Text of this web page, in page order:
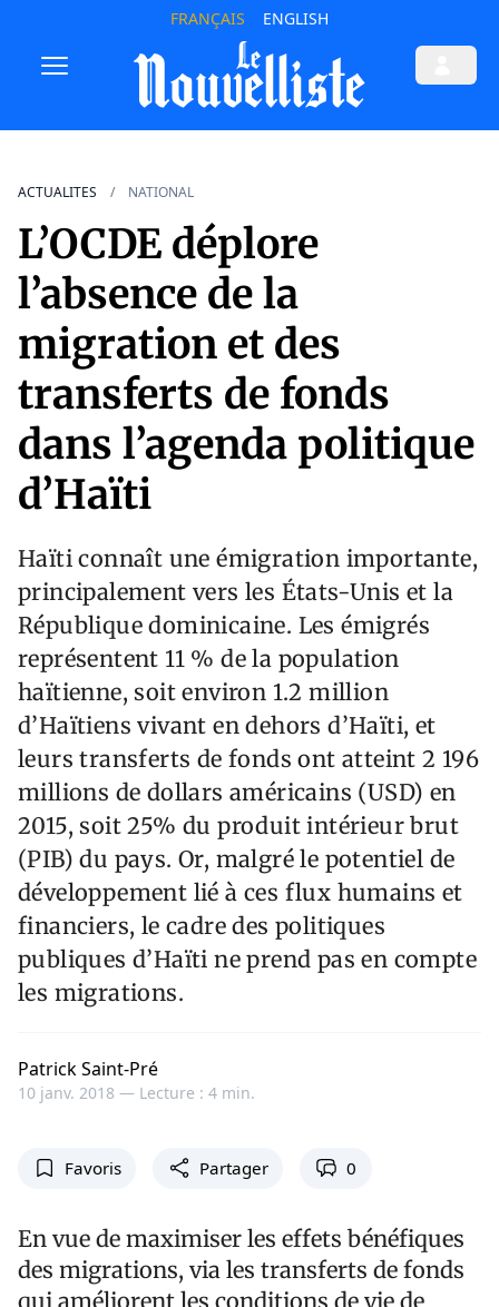
FRANÇAIS ENGLISH
ACTUALITES NATIONAL
L’OCDE déplore
l’absence de la
migration et des
transferts de fonds
dans l’agenda politique
d’Haïti
Haïti connaît une émigration importante,
principalement vers les États-Unis et la
République dominicaine. Les émigrés
représentent 11 % de la population
haïtienne, soit environ 1.2 million
d’Haïtiens vivant en dehors d’Haïti, et
leurs transferts de fonds ont atteint 2 196
millions de dollars américains (USD) en
2015, soit 25% du produit intérieur brut
(PIB) du pays. Or, malgré le potentiel de
développement lié à ces flux humains et
financiers, le cadre des politiques
publiques d’Haïti ne prend pas en compte
les migrations.
Patrick Saint-Pré
10 janv. 2018 — Lecture : 4 min.
Favoris Partager 0
En vue de maximiser les effets bénéfiques
des migrations, via les transferts de fonds
qui améliorent les conditions de vie de